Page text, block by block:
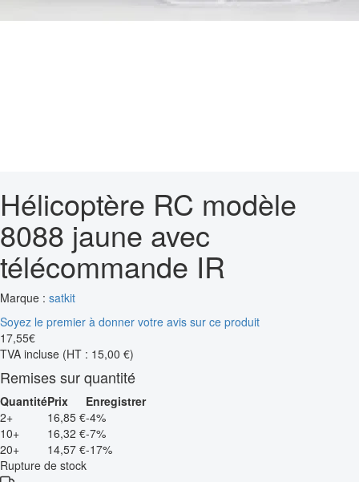
Hélicoptère RC modèle
8088 jaune avec
télécommande IR
Marque : satkit
Soyez le premier à donner votre avis sur ce produit
17,55€
TVA incluse (HT : 15,00 €)
Remises sur quantité
QuantitéPrix
Enregistrer
2+
16,85 €-4%
10+
16,32 €-7%
20+
14,57 €-17%
Rupture de stock